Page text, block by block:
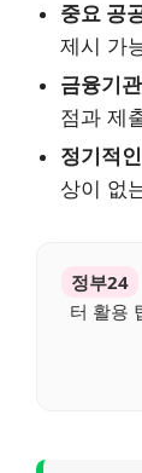
중요 공
제시 가
금융기
점과 제
정기적
상이 없
정부24
터 활용